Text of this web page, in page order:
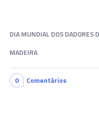
DIA MUNDIAL DOS DADORES
MADEIRA
0 Comentários